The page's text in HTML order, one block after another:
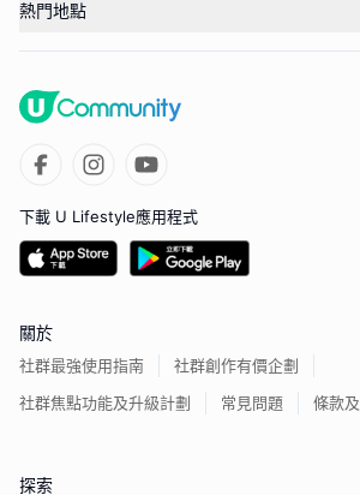
熱門地點
下載 U Lifestyle應用程式
關於
社群最強使用指南
社群創作有價企劃
社群焦點功能及升級計劃
常見問題 條款
探索